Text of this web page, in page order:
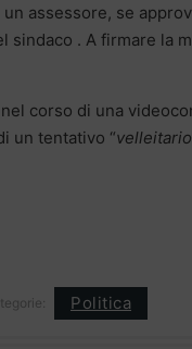
assessore, se
sindaco . A firmare la
corso di una
un tentativo “
Politica